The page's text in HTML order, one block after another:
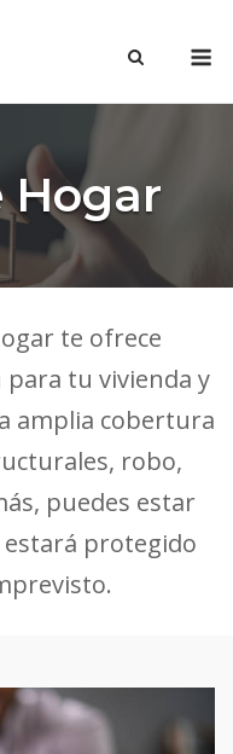
Hogar
te ofrece
tu vivienda y
amplia cobertura
robo,
puedes estar
protegido